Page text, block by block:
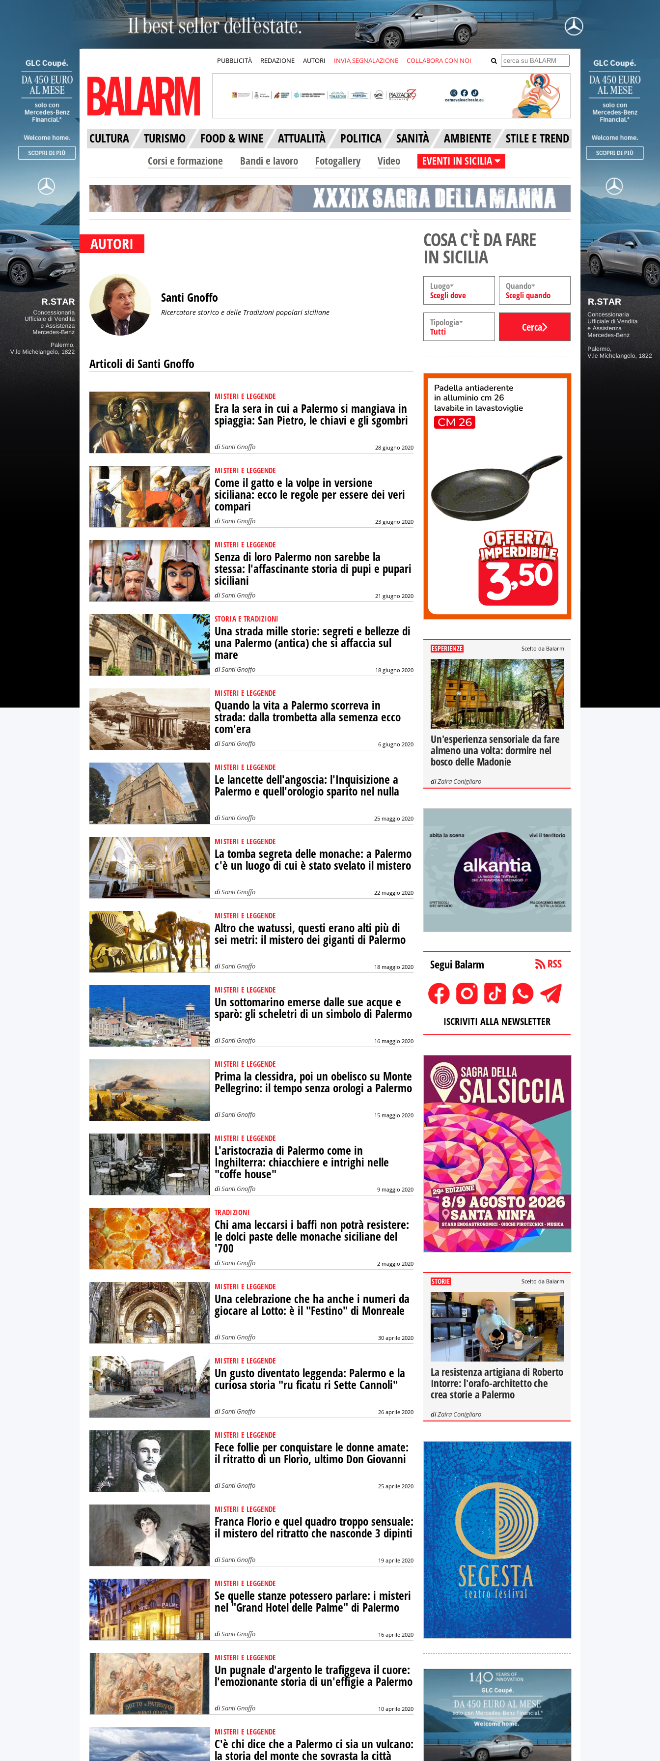
PUBBLICITÀ REDAZIONE AUTORI INVIA SEGNALAZIONE COLLABORA CON NOI
CULTURA TURISMO FOOD & WINE ATTUALITÀ POLITICA SANITÀ AMBIENTE STILE E TREND
Corsi e formazione Bandi e lavoro Fotogallery Video EVENTI IN SICILIA
AUTORI
Santi Gnoffo
Ricercatore storico e delle Tradizioni popolari siciliane
Articoli di Santi Gnoffo
MISTERI E LEGGENDE
Era la sera in cui a Palermo si mangiava in
spiaggia: San Pietro, le chiavi e gli sgombri
diSanti Gnoffo 28 giugno 2020
MISTERI E LEGGENDE
Come il gatto e la volpe in versione
siciliana: ecco le regole per essere dei veri
compari
diSanti Gnoffo 23 giugno 2020
MISTERI E LEGGENDE
Senza di loro Palermo non sarebbe la
stessa: l'affascinante storia di pupi e pupari
siciliani
diSanti Gnoffo 21 giugno 2020
STORIA E TRADIZIONI
Una strada mille storie: segreti e bellezze di
una Palermo (antica) che si affaccia sul
mare
diSanti Gnoffo 18 giugno 2020
MISTERI E LEGGENDE
Quando la vita a Palermo scorreva in
strada: dalla trombetta alla semenza ecco
com'era
diSanti Gnoffo 6 giugno 2020
MISTERI E LEGGENDE
Le lancette dell'angoscia: l'Inquisizione a
Palermo e quell'orologio sparito nel nulla
diSanti Gnoffo 25 maggio 2020
MISTERI E LEGGENDE
La tomba segreta delle monache: a Palermo
c'è un luogo di cui è stato svelato il mistero
diSanti Gnoffo 22 maggio 2020
MISTERI E LEGGENDE
Altro che watussi, questi erano alti più di
sei metri: il mistero dei giganti di Palermo
diSanti Gnoffo 18 maggio 2020
MISTERI E LEGGENDE
Un sottomarino emerse dalle sue acque e
sparò: gli scheletri di un simbolo di Palermo
diSanti Gnoffo 16 maggio 2020
MISTERI E LEGGENDE
Prima la clessidra, poi un obelisco su Monte
Pellegrino: il tempo senza orologi a Palermo
diSanti Gnoffo 15 maggio 2020
MISTERI E LEGGENDE
L'aristocrazia di Palermo come in
Inghilterra: chiacchiere e intrighi nelle
"coffe house"
diSanti Gnoffo 9 maggio 2020
TRADIZIONI
Chi ama leccarsi i baffi non potrà resistere:
le dolci paste delle monache siciliane del
'700
diSanti Gnoffo 2 maggio 2020
MISTERI E LEGGENDE
Una celebrazione che ha anche i numeri da
giocare al Lotto: è il "Festino" di Monreale
diSanti Gnoffo 30 aprile 2020
MISTERI E LEGGENDE
Un gusto diventato leggenda: Palermo e la
curiosa storia "ru ficatu ri Sette Cannoli"
diSanti Gnoffo 26 aprile 2020
MISTERI E LEGGENDE
Fece follie per conquistare le donne amate:
il ritratto di un Florio, ultimo Don Giovanni
diSanti Gnoffo 25 aprile 2020
MISTERI E LEGGENDE
Franca Florio e quel quadro troppo sensuale:
il mistero del ritratto che nasconde 3 dipinti
diSanti Gnoffo 19 aprile 2020
MISTERI E LEGGENDE
Se quelle stanze potessero parlare: i misteri
nel "Grand Hotel delle Palme" di Palermo
diSanti Gnoffo 16 aprile 2020
MISTERI E LEGGENDE
Un pugnale d'argento le trafiggeva il cuore:
l'emozionante storia di un'effigie a Palermo
diSanti Gnoffo 10 aprile 2020
MISTERI E LEGGENDE
C'è chi dice che a Palermo ci sia un vulcano:
la storia del monte che sovrasta la città
COSA C'È DA FARE
IN SICILIA
Luogo
Scegli dove
Quando
Scegli quando
Tipologia
Tutti
Cerca
ESPERIENZE Scelto da Balarm
Un'esperienza sensoriale da fare
almeno una volta: dormire nel
bosco delle Madonie
diZaira Conigliaro
Segui Balarm
ISCRIVITI ALLA NEWSLETTER
STORIE Scelto da Balarm
La resistenza artigiana di Roberto
Intorre: l'orafo-architetto che
crea storie a Palermo
diZaira Conigliaro